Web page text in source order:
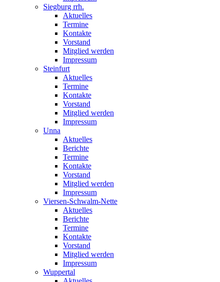
Siegburg rrh.
Aktuelles
Termine
Kontakte
Vorstand
Mitglied werden
Impressum
Steinfurt
Aktuelles
Termine
Kontakte
Vorstand
Mitglied werden
Impressum
Unna
Aktuelles
Berichte
Termine
Kontakte
Vorstand
Mitglied werden
Impressum
Viersen-Schwalm-Nette
Aktuelles
Berichte
Termine
Kontakte
Vorstand
Mitglied werden
Impressum
Wuppertal